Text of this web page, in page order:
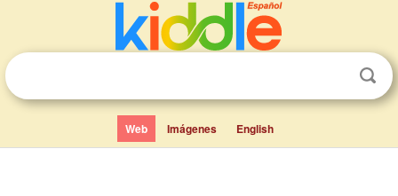
Web Imágenes English